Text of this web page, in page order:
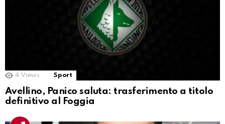
4 Views Sport
Avellino, Panico saluta: trasferimento a titolo
definitivo al Foggia